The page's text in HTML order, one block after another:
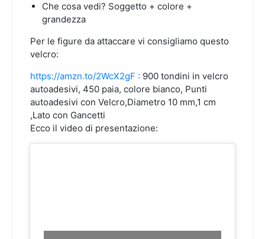
Che cosa vedi? Soggetto + colore +
grandezza
Per le figure da attaccare vi consigliamo questo
velcro:
https://amzn.to/2WcX2gF : 900 tondini in velcro
autoadesivi, 450 paia, colore bianco, Punti
autoadesivi con Velcro,Diametro 10 mm,1 cm
,Lato con Gancetti
Ecco il video di presentazione: